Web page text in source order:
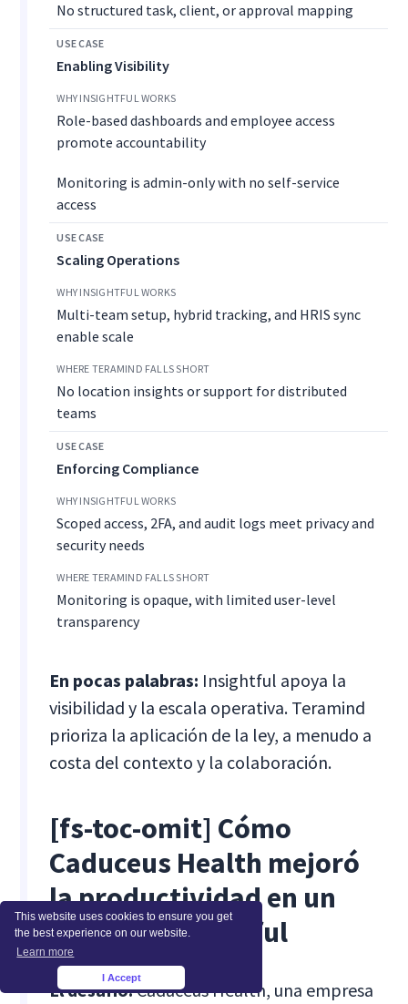
This website uses cookies to ensure you get
the best experience on our website.
Learn more
I Accept
No structured task, client, or approval mapping
Enabling Visibility
Role-based dashboards and employee access
promote accountability
Monitoring is admin-only with no self-service
access
Scaling Operations
Multi-team setup, hybrid tracking, and HRIS sync
enable scale
No location insights or support for distributed
teams
Enforcing Compliance
Scoped access, 2FA, and audit logs meet privacy and
security needs
Monitoring is opaque, with limited user-level
transparency
En pocas palabras: Insightful apoya la
visibilidad y la escala operativa. Teramind
prioriza la aplicación de la ley, a menudo a
costa del contexto y la colaboración.
[fs-toc-omit] Cómo
Caduceus Health mejoró
la productividad en un
20% con Insightful
El desafío:Caduceus Health, una empresa